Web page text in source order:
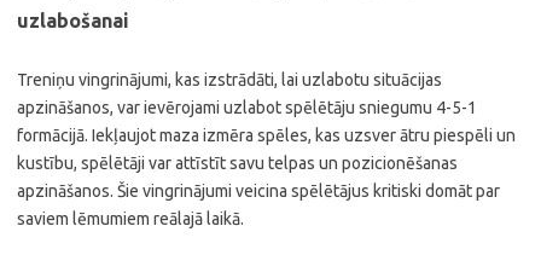
uzlabošanai
Treniņu vingrinājumi, kas izstrādāti, lai uzlabotu situācijas
apzināšanos, var ievērojami uzlabot spēlētāju sniegumu 4-5-1
formācijā. Iekļaujot maza izmēra spēles, kas uzsver ātru piespēli un
kustību, spēlētāji var attīstīt savu telpas un pozicionēšanas
apzināšanos. Šie vingrinājumi veicina spēlētājus kritiski domāt par
saviem lēmumiem reālajā laikā.